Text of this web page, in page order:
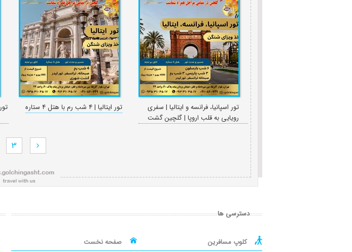
تور اسپانیا، فرانسه و ایتالیا | سفری
رویایی به قلب اروپا | گلچین گشت
تور ایتالیا | ۴ شب رم با هتل ۴ ستاره
3
دسترسی ها
کلوپ مسافرین صفحه نخست